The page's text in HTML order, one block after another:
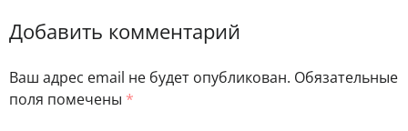
Добавить комментарий
Ваш адрес email не будет опубликован. Обязательные
поля помечены *